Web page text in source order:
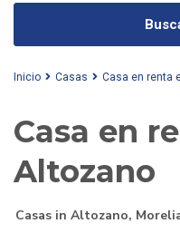
Inicio Casas Casa en renta
Casa en
Altozano
Casas in Altozano,